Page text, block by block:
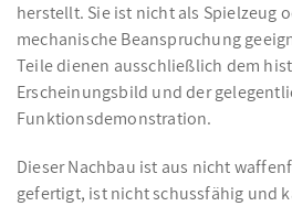
herstellt. Sie ist nicht als Spielzeug
mechanische Beanspruchung
Teile dienen ausschließlich dem
Erscheinungsbild und der
Funktionsdemonstration.
Dieser Nachbau ist aus nicht
gefertigt, ist nicht schussfähig und